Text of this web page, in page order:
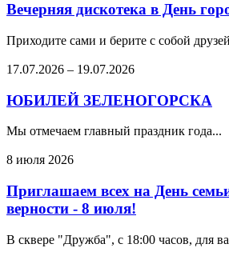
Вечерняя дискотека в День
Приходите сами и берите с собой
17.07.2026 – 19.07.2026
ЮБИЛЕЙ ЗЕЛЕНОГОРСКА
Мы отмечаем главный праздник года...
8 июля 2026
Приглашаем всех на День
верности - 8 июля!
В сквере "Дружба", с 18:00 часов, для